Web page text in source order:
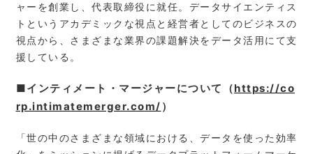
ャーを創業し、代表取締役に就任。データサイエンティス
トというアカデミックな視点と経営者としてのビジネスの
視点から、さまざまな業界の課題解決をデータ活用にて支
援している。
■インティメート・マージャーについて（https://co
rp.intimatemerger.com/ ）
「世の中のさまざまな領域における、データを使った効率